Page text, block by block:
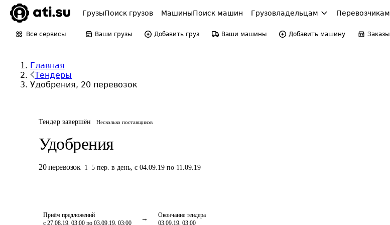
ГрузыПоиск грузов МашиныПоиск машин Грузовладельцам Перевозчикам
Все сервисы Ваши грузы Добавить груз Ваши машины Добавить машину Заказы
Главная
Тендеры
Удобрения, 20 перевозок
Тендер завершён Несколько поставщиков
Удобрения
20 перевозок 1–5 пер. в день, с 04.09.19 по 11.09.19
Приём предложений
с 27.08.19, 03:00 по 03.09.19, 03:00
Окончание тендера
03.09.19, 03:00